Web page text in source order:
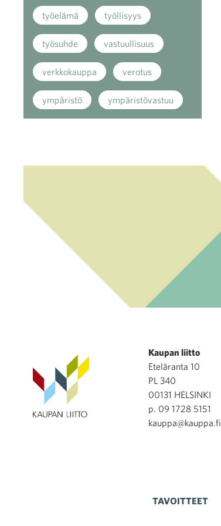
työelämä työllisyys
työsuhde vastuullisuus
verkkokauppa verotus
ympäristö ympäristövastuu
Kaupan liitto
Eteläranta 10
PL 340
00131 HELSINKI
p. 09 1728 5151
kauppa@kauppa.fi
TAVOITTEET